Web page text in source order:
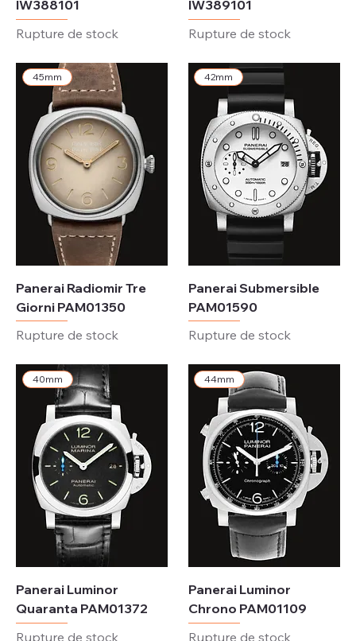
IW388101
Rupture de stock
IW389101
Rupture de stock
45mm
Panerai Radiomir Tre
Giorni PAM01350
Rupture de stock
42mm
Panerai Submersible
PAM01590
Rupture de stock
40mm
Panerai Luminor
Quaranta PAM01372
Rupture de stock
44mm
Panerai Luminor
Chrono PAM01109
Rupture de stock